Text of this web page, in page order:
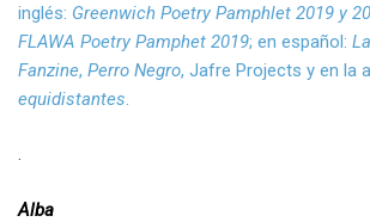
inglés: Greenwich Poetry Pamphlet 2019 y
FLAWA Poetry Pamphet 2019; en español:
Fanzine, Perro Negro, Jafre Projects y en la
equidistantes.
.
Alba